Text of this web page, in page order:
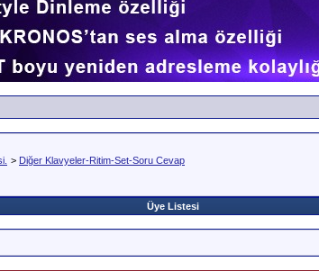
> Diğer Klavyeler-Ritim-Set-Soru Cevap
Üye Listesi